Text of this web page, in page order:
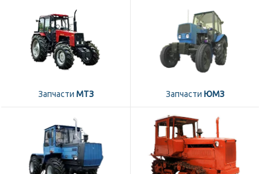
Запчасти МТЗ Запчасти ЮМЗ